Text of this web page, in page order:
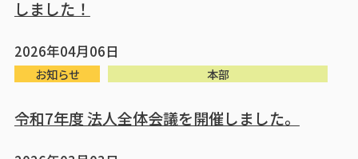
しました！
2026年04月06日
お知らせ 本部
令和7年度 法人全体会議を開催しました。